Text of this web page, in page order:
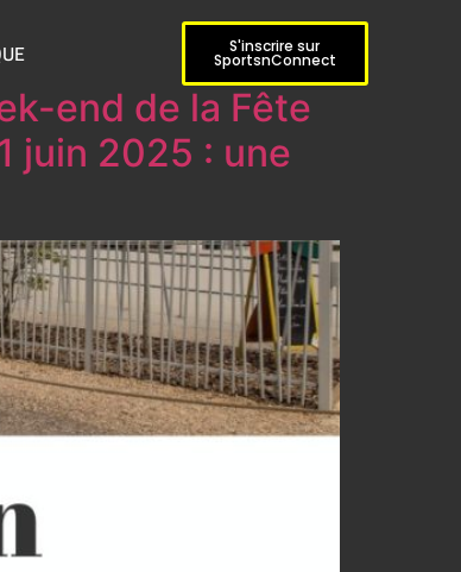
S'inscrire sur
SportsnConnect
end de la Fête
juin 2025 : une